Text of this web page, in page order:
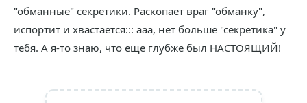
"обманные" секретики. Раскопает враг "обманку",
испортит и хвастается::: ааа, нет больше "секретика" у
тебя. А я-то знаю, что еще глубже был НАСТОЯЩИЙ!